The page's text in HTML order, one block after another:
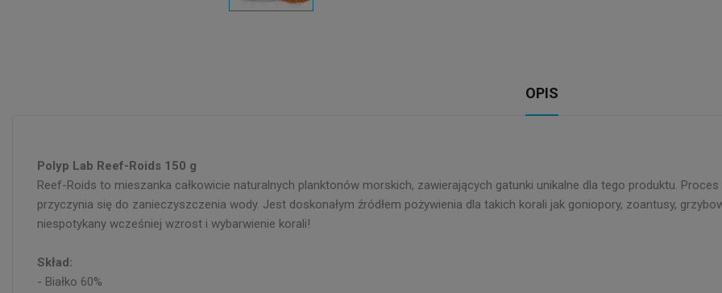
OPIS
Polyp Lab Reef-Roids 150 g
Reef-Roids to mieszanka całkowicie naturalnych planktonów morskich, zawierających gatunki unikalne dla tego produktu.
przyczynia się do zanieczyszczenia wody. Jest doskonałym źródłem pożywienia dla takich korali jak goniopory, zoantusy,
niespotykany wcześniej wzrost i wybarwienie korali!
Skład:
- Białko 60%